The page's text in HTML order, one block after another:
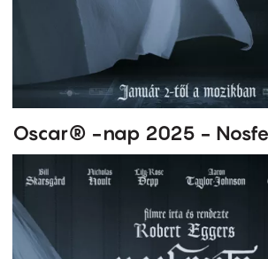
Oscar® -nap 2025 -